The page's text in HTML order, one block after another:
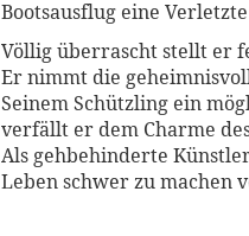
Bootsausflug eine
Völlig überrascht stellt er
Er nimmt die
Seinem Schützling ein
verfällt er dem Charme
Als gehbehinderte
Leben schwer zu machen